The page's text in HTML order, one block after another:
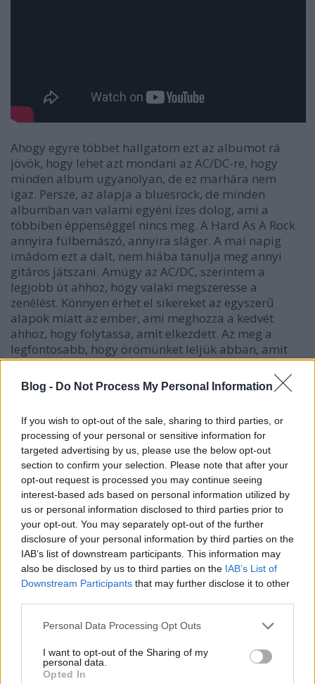
Blog - Do Not Process My Personal Information
If you wish to opt-out of the sale, sharing to third parties, or
processing of your personal or sensitive information for
targeted advertising by us, please use the below opt-out
section to confirm your selection. Please note that after your
opt-out request is processed you may continue seeing
interest-based ads based on personal information utilized by
us or personal information disclosed to third parties prior to
your opt-out. You may separately opt-out of the further
disclosure of your personal information by third parties on the
IAB’s list of downstream participants. This information may
also be disclosed by us to third parties on the IAB’s List of
Downstream Participants that may further disclose it to other
Please note that this website/app uses one or more Google
not limited to your visit or usage behaviour. You may click to
grant or deny consent to Google and its third-party tags to
use your data for below specified purposes in below Google
Personal Data Processing Opt Outs
I want to opt-out of the Sharing of my
personal data.
Opted In
Ahogy egyre többet hallgatom ezt az albumot rá
jövök, hogy lehet azt mondani az AC/DC-re, hogy
minden album ugyanolyan, de ez marhára nem
igaz. Persze, az alapja a bluesrock, de minden
albumban van valami egyéni ízes dolog, ami a
többiben éppenséggel nincs meg. A Hard As A Rock
annyira fülbemászó, annyira sláger. A mai napig
imádom ezt a dalt, nem hiába tanulja meg annyi
gitáros játszani. Amúgy az AC/DC, szerintem a
legjobb út ahhoz, hogy valaki megszeresse a
zenélést. Könnyen érhet el sikereket az egyszerű
alapok miatt az ember, ami meghozza a kedvét
ahhoz, hogy folytassa, amit elkezdett. Az meg a
legfontosabb, hogy örömünket leljük abban, amit
csinálunk. ACover You in Oilmár egy lassabb,
cammogósabb szerzemény, nem mintha az első dal
egy gyorsvonat lenne. Ettől független a refrén
fülbemászó. Az, hogy a dalok ennyire
dallamtapadást okoznak, szerintem fontos egy ilyen
idős zenekarnál. Ne felejtsük el, hogy a zenekar
1973-ban indult, ekkor már eltelt huszonkét év, a
hátuk mögött pedig tizenegy albumot tudhattak. Itt
már azért nem csak maguknak kellett bizonyítani,
hogy van még bennük stenk. Erre tökéletes példa a
The Furor is! Sejtelmes gitár témákkal indít a dal.
Malcolm és Angus tökéletes összhangban vannak.
Nagy megfejtéseket nem raknak bele a dalba,
jóformán ugyanaz a téma megy körbe-körbe kisebb
Boogie Manfiatalkorom egyik kedvencAC/DC
Brian játszik a hangjával az már gyerekként is
lenyűgözött. Hogy tud a mély búgó hang ból olyan